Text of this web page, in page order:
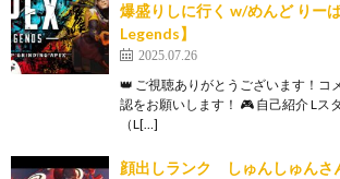
爆盛りしに行く w/めんど りー
Legends】
2025.07.26
👑 ご視聴ありがとうございます！コ
認をお願いします！ 🎮 自己紹介 Lス
（L[…]
顔出しランク しゅんしゅんさ